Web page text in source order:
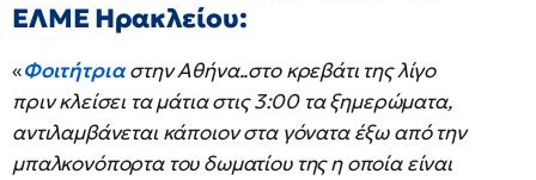
ΕΛΜΕ Ηρακλείου:
«Φοιτήτριαστην Αθήνα..στο κρεβάτι της λίγο
πριν κλείσει τα μάτια στις 3:00 τα ξημερώματα,
αντιλαμβάνεται κάποιον στα γόνατα έξω από την
μπαλκονόπορτα του δωματίου της η οποία είναι